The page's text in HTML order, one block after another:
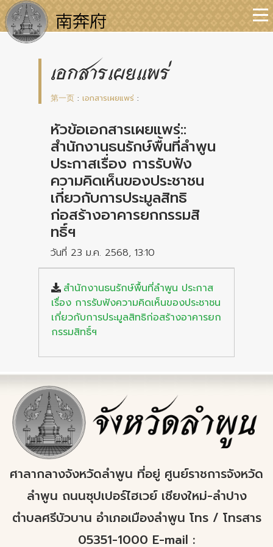
เอกสารเผยแพร่
第一页 : เอกสารเผยแพร่ :
หัวข้อเอกสารเผยแพร่::
สำนักงานธนรักษ์พื้นที่ลำพูน
ประกาสเรื่อง การรับฟัง
ความคิดเห็นของประชาชน
เกี่ยวกับการประมูลสิทธิ
ก่อสร้างอาคารยกกรรมสิ
ทธิ์ฯ
วันที่ 23 ม.ค. 2568, 13:10
สำนักงานธนรักษ์พื้นที่ลำพูน ประกาส
เรื่อง การรับฟังความคิดเห็นของประชาชน
เกี่ยวกับการประมูลสิทธิก่อสร้างอาคารยก
กรรมสิทธิ์ฯ
ศาลากลางจังหวัดลำพูน ที่อยู่ ศูนย์ราชการจังหวัด
ลำพูน ถนนซุปเปอร์ไฮเวย์ เชียงใหม่-ลำปาง
ตำบลศรีบัวบาน อำเภอเมืองลำพูน โทร / โทรสาร
05351-1000 E-mail :